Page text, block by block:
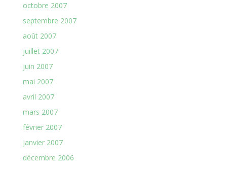
octobre 2007
septembre 2007
août 2007
juillet 2007
juin 2007
mai 2007
avril 2007
mars 2007
février 2007
janvier 2007
décembre 2006